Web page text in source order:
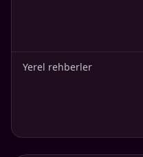
Yerel rehberler